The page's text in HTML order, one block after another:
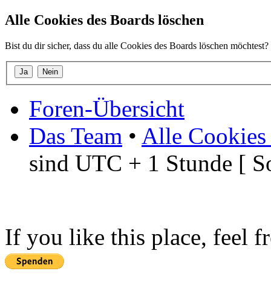
Alle Cookies des Boards löschen
Bist du dir sicher, dass du alle Cookies des Boards löschen möchtest?
Foren-Übersicht
Das Team • Alle Cookies
sind UTC + 1 Stunde [
If you like this place, feel